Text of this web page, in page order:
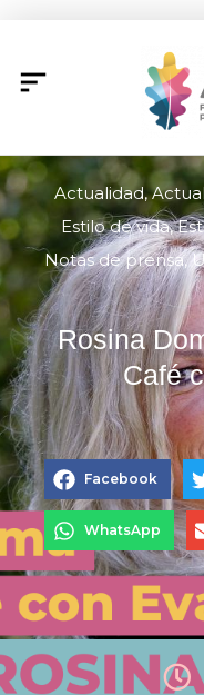
contenido
Actualidad,
Estilo de vida,
Notas de prensa,
Rosina
Café
Facebook
WhatsApp